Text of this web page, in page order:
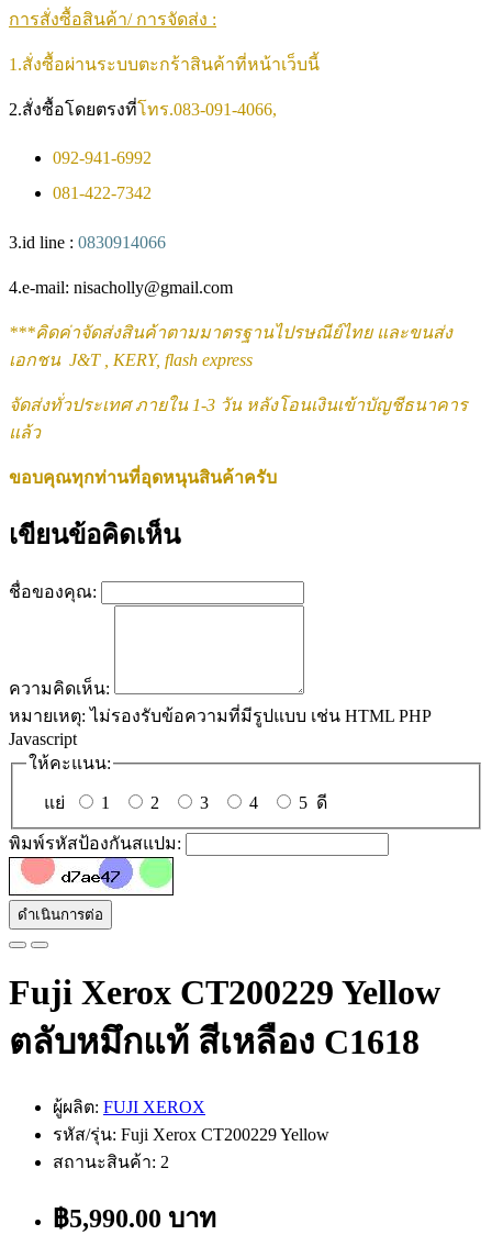
การสั่งซื้อสินค้า/ การจัดส่ง :
1.สั่งซื้อผ่านระบบตะกร้าสินค้าที่หน้าเว็บนี้
2.สั่งซื้อโดยตรงที่โทร.083-091-4066,
092-941-6992
081-422-7342
3.id line : 0830914066
4.e-mail: nisacholly@gmail.com
***คิดค่าจัดส่งสินค้าตามมาตรฐานไปรษณีย์ไทย และขนส่ง
เอกชน J&T , KERY, flash express
จัดส่งทั่วประเทศ ภายใน 1-3 วัน หลังโอนเงินเข้าบัญชีธนาคาร
แล้ว
ขอบคุณทุกท่านที่อุดหนุนสินค้าครับ
เขียนข้อคิดเห็น
ชื่อของคุณ:
ความคิดเห็น:
หมายเหตุ: ไม่รองรับข้อความที่มีรูปแบบ เช่น HTML PHP
Javascript
ให้คะแนน:
แย่ 1 2 3 4 5 ดี
พิมพ์รหัสป้องกันสแปม:
ดำเนินการต่อ
Fuji Xerox CT200229 Yellow
ตลับหมึกแท้ สีเหลือง C1618
ผู้ผลิต: FUJI XEROX
รหัส/รุ่น: Fuji Xerox CT200229 Yellow
สถานะสินค้า: 2
฿5,990.00 บาท